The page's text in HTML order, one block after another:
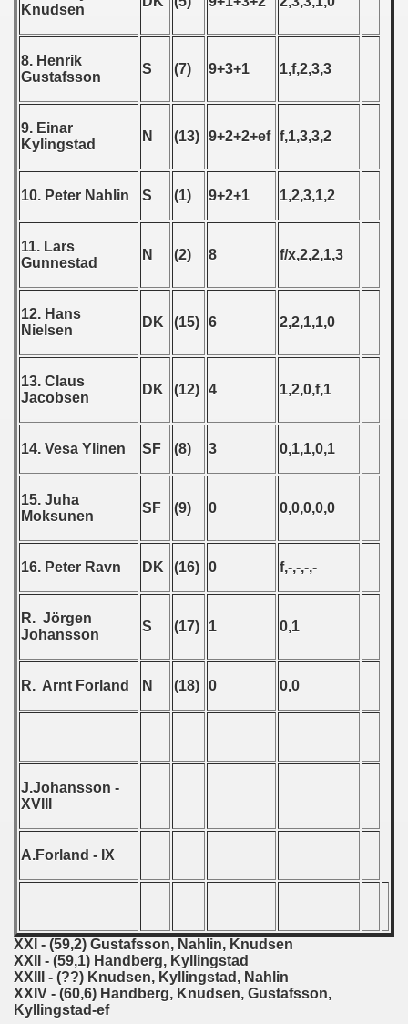
Knudsen
8. Henrik
Gustafsson
S (7) 9+3+1 1,f,2,3,3
9. Einar
Kylingstad
N (13) 9+2+2+ef f,1,3,3,2
10. Peter Nahlin S (1) 9+2+1 1,2,3,1,2
11. Lars
Gunnestad
N (2) 8 f/x,2,2,1,3
12. Hans
Nielsen
DK (15) 6 2,2,1,1,0
13. Claus
Jacobsen
DK (12) 4 1,2,0,f,1
14. Vesa Ylinen SF (8) 3 0,1,1,0,1
15. Juha
Moksunen
SF (9) 0 0,0,0,0,0
16. Peter Ravn DK (16) 0 f,-,-,-,-
R. Jörgen
Johansson
S (17) 1 0,1
R. Arnt Forland N (18) 0 0,0
J.Johansson -
XVIII
A.Forland - IX
XXI - (59,2) Gustafsson, Nahlin, Knudsen
XXII - (59,1) Handberg, Kyllingstad
XXIII - (??) Knudsen, Kyllingstad, Nahlin
XXIV - (60,6) Handberg, Knudsen, Gustafsson,
Kyllingstad-ef
- 1988
- 1989
- 1990
- 1992
Qualifications) - 1992
Zealand Qualifications) - 1992
Qualifications) - 1992
Qualifications) - 1991.
- 1992
- 1992
- 1992
Qualifications) - 1992
- 1992
Qualifications) - 1992
Qualification) - 1992
- 1992
Round) - 1992